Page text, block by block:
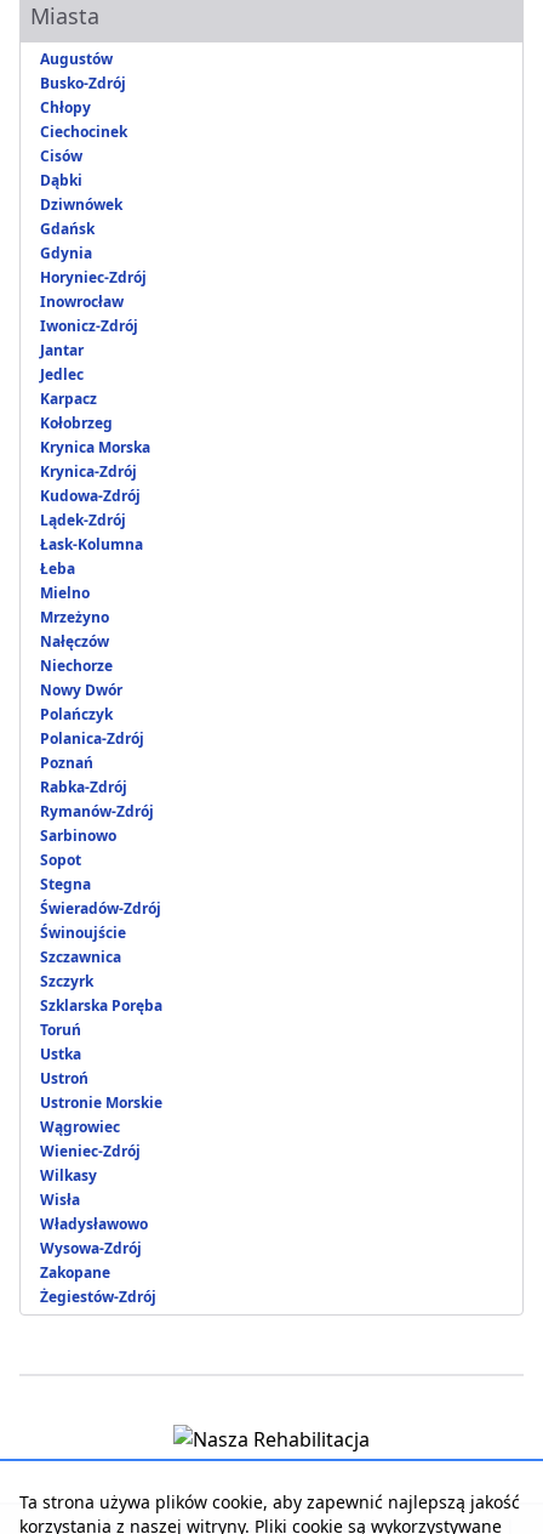
Miasta
Augustów
Busko-Zdrój
Chłopy
Ciechocinek
Cisów
Dąbki
Dziwnówek
Gdańsk
Gdynia
Horyniec-Zdrój
Inowrocław
Iwonicz-Zdrój
Jantar
Jedlec
Karpacz
Kołobrzeg
Krynica Morska
Krynica-Zdrój
Kudowa-Zdrój
Lądek-Zdrój
Łask-Kolumna
Łeba
Mielno
Mrzeżyno
Nałęczów
Niechorze
Nowy Dwór
Polańczyk
Polanica-Zdrój
Poznań
Rabka-Zdrój
Rymanów-Zdrój
Sarbinowo
Sopot
Stegna
Świeradów-Zdrój
Świnoujście
Szczawnica
Szczyrk
Szklarska Poręba
Toruń
Ustka
Ustroń
Ustronie Morskie
Wągrowiec
Wieniec-Zdrój
Wilkasy
Wisła
Władysławowo
Wysowa-Zdrój
Zakopane
Żegiestów-Zdrój
Strona główna | Kontakt z serwisem | Reklama w serwisie
Ta strona używa plików cookie, aby zapewnić najlepszą jakość
korzystania z naszej witryny. Pliki cookie są wykorzystywane